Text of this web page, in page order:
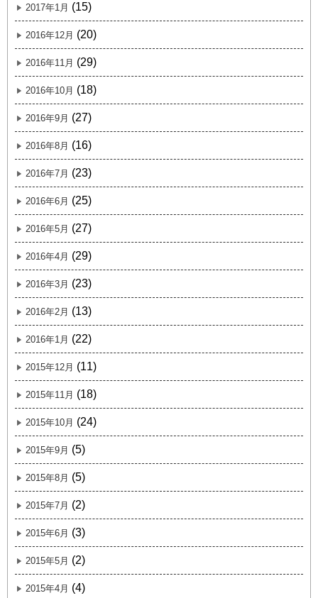
2017年1月 (15)
2016年12月 (20)
2016年11月 (29)
2016年10月 (18)
2016年9月 (27)
2016年8月 (16)
2016年7月 (23)
2016年6月 (25)
2016年5月 (27)
2016年4月 (29)
2016年3月 (23)
2016年2月 (13)
2016年1月 (22)
2015年12月 (11)
2015年11月 (18)
2015年10月 (24)
2015年9月 (5)
2015年8月 (5)
2015年7月 (2)
2015年6月 (3)
2015年5月 (2)
2015年4月 (4)